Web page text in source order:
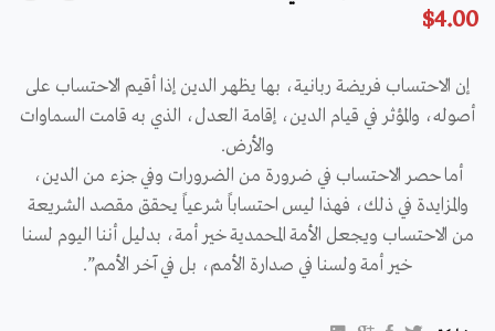
$4.00
إن الاحتساب فريضة ربانية، بها يظهر الدين إذا أقيم الاحتساب على
أصوله، والمؤثر في قيام الدين، إقامة العدل، الذي به قامت السماوات
والأرض.
أما حصر الاحتساب في ضرورة من الضرورات وفي جزء من الدين،
والمزايدة في ذلك، فهذا ليس احتساباً شرعياً يحقق مقصد الشريعة
من الاحتساب ويجعل الأمة المحمدية خير أمة، بدليل أننا اليوم لسنا
خير أمة ولسنا في صدارة الأمم، بل في آخر الأمم”.